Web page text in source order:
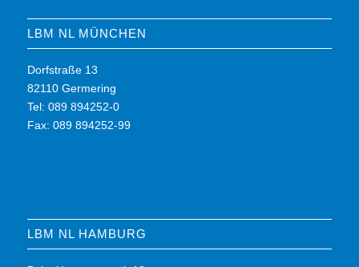
LBM NL MÜNCHEN
Dorfstraße 13
82110 Germering
Tel: 089 894252-0
Fax: 089 894252-99
LBM NL HAMBURG